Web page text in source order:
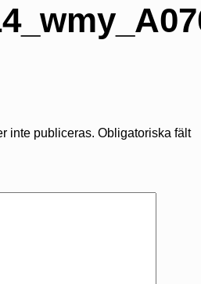
inte publiceras. Obligatoriska fält